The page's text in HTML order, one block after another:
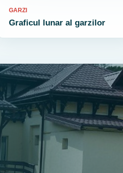
GARZI
Graficul lunar al garzilor